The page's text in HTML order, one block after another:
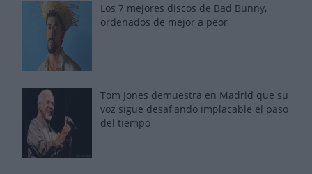
Los 7 mejores discos de Bad Bunny,
ordenados de mejor a peor
Tom Jones demuestra en Madrid que su
voz sigue desafiando implacable el paso
del tiempo